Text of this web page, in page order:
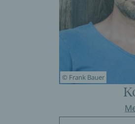
© Frank Bauer